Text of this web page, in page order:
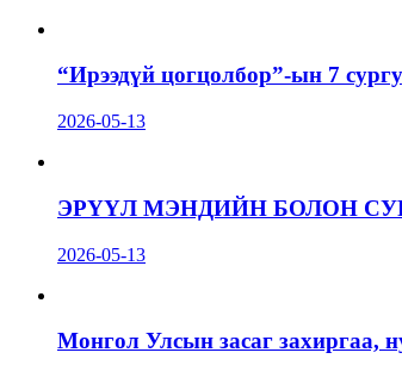
“Ирээдүй цогцолбор”-ын 7
2026-05-13
ЭРҮҮЛ МЭНДИЙН БОЛОН
2026-05-13
Монгол Улсын засаг захиргаа,